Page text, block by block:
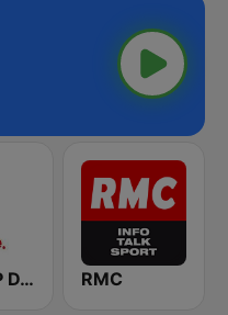
FG DEEP DANCE RMC